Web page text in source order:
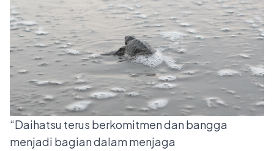
“Daihatsu terus berkomitmen dan bangga
menjadi bagian dalam menjaga